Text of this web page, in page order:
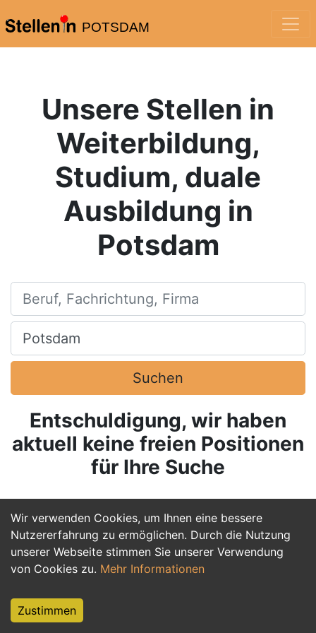
POTSDAM
Wir verwenden Cookies, um Ihnen eine bessere
Nutzererfahrung zu ermöglichen. Durch die Nutzung
unserer Webseite stimmen Sie unserer Verwendung
von Cookies zu. Mehr Informationen
Zustimmen
Unsere Stellen in
Weiterbildung,
Studium, duale
Ausbildung in
Potsdam
Beruf, Fachrichtung, Firma
Ort, Stadt
Suchen
Entschuldigung, wir haben
aktuell keine freien Positionen
für Ihre Suche